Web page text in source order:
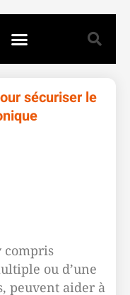
sécuriser le
compris
ou d’une
peuvent aider à